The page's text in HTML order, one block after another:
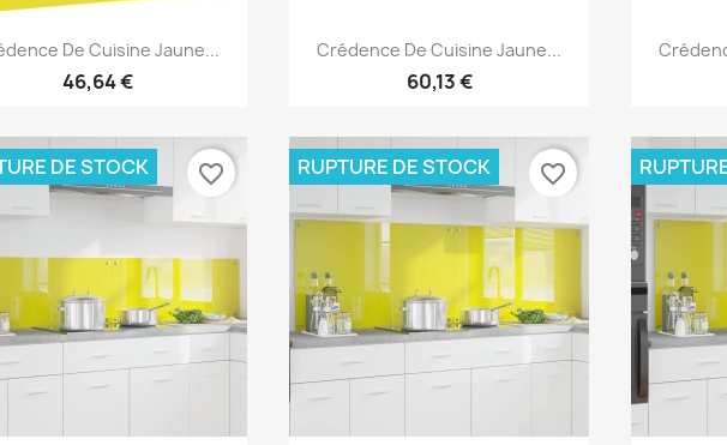
Aperçu rapide
De Cuisine Jaune...
46,64 €
Aperçu rapide
Crédence De Cuisine Jaune...
60,13 €

DE STOCK favorite_border RUPTURE DE STOCK favorite_border